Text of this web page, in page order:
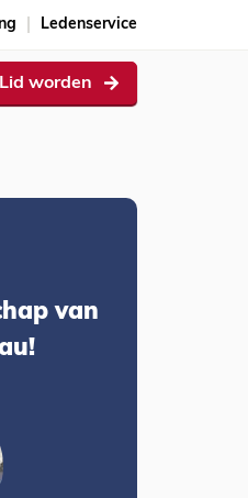
Ledenservice
Lid worden
van